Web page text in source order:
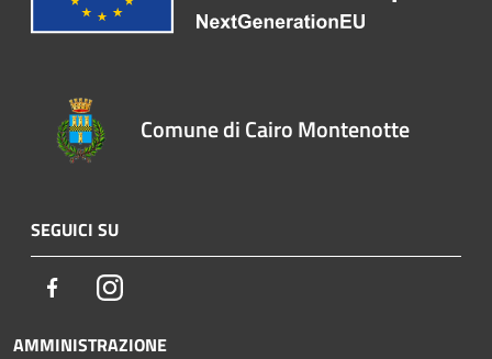
Comune di Cairo Montenotte
SEGUICI SU
FacebookInstagram
AMMINISTRAZIONE